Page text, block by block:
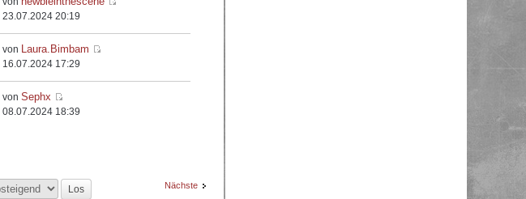
23.07.2024 20:19
von Laura.Bimbam
16.07.2024 17:29
vonSephx
08.07.2024 18:39
Nächste